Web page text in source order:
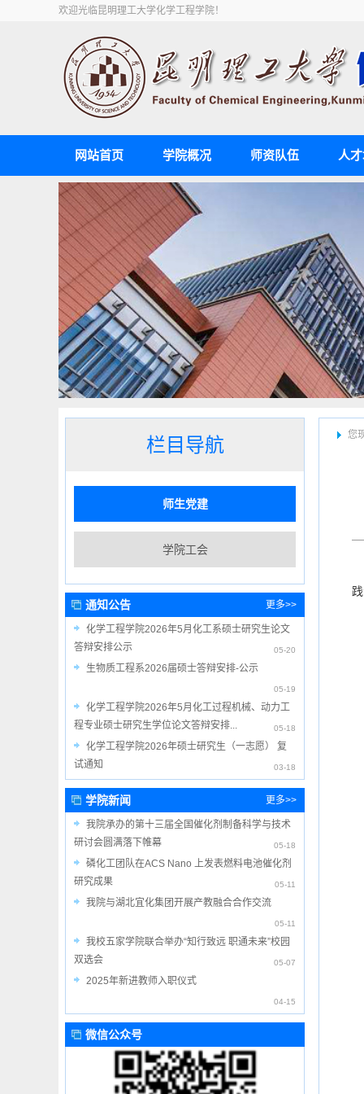
欢迎光临昆明理工大学化学工程学院！
网站首页 学院概况 师资队伍 人
栏目导航
师生党建
学院工会
更多>>
通知公告
05-20
化学工程学院2026年5月化工系硕士研究生论文
答辩安排公示
05-19
生物质工程系2026届硕士答辩安排-公示
05-18
化学工程学院2026年5月化工过程机械、动力工
程专业硕士研究生学位论文答辩安排...
03-18
化学工程学院2026年硕士研究生（一志愿） 复
试通知
更多>>
学院新闻
05-18
我院承办的第十三届全国催化剂制备科学与技术
研讨会圆满落下帷幕
05-11
磷化工团队在ACS Nano 上发表燃料电池催化剂
研究成果
05-11
我院与湖北宜化集团开展产教融合合作交流
05-07
我校五家学院联合举办“知行致远 职通未来”校园
双选会
04-15
2025年新进教师入职仪式
微信公众号
您